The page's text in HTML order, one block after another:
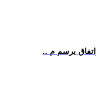
يرسم م